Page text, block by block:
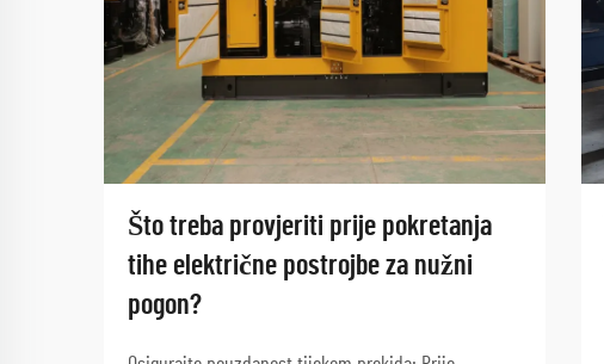
Što treba provjeriti prije pokretanja
tihe električne postrojbe za nužni
pogon?